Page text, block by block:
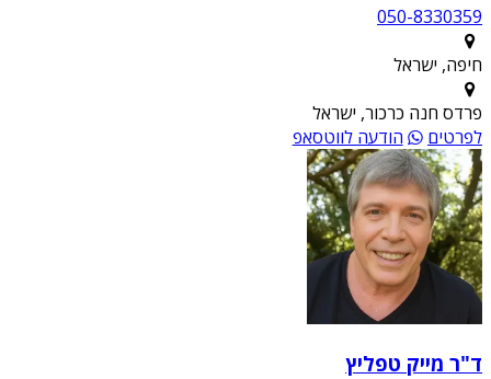
050-8330359
חיפה, ישראל
פרדס חנה כרכור, ישראל
לפרטים
הודעה לווטסאפ
ד"ר מייק טפליץ